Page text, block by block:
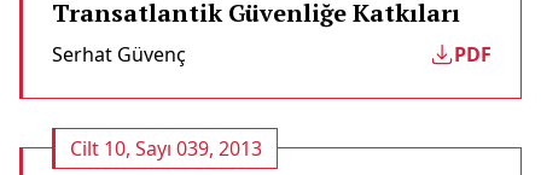
Transatlantik Güvenliğe Katkıları
Serhat Güvenç PDF
Cilt 10, Sayı 039, 2013